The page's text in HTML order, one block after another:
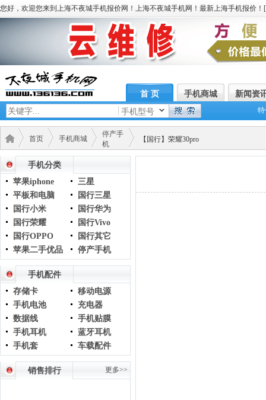
您好，欢迎您来到上海不夜城手机报价网！上海不夜城手机网！最新上海手机报价！[
首 页 手机商城
新闻资
手机型号
首页 手机商城
停产手
机
【国行】荣耀30pro
手机分类
苹果iphone
三星
平板和电脑
国行三星
国行小米
国行华为
国行荣耀
国行Vivo
国行OPPO
国行其它
苹果二手优品
停产手机
手机配件
存储卡
移动电源
手机电池
充电器
数据线
手机贴膜
手机耳机
蓝牙耳机
手机套
车载配件
销售排行 更多>>